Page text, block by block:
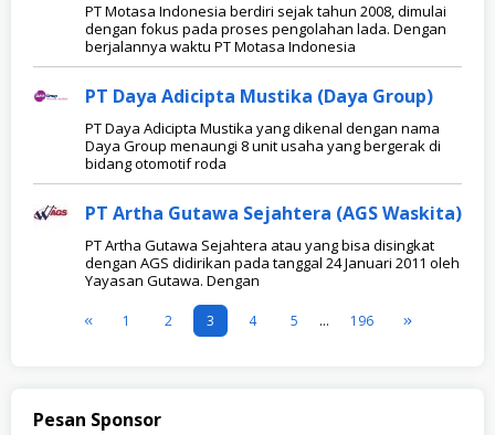
PT Motasa Indonesia berdiri sejak tahun 2008, dimulai
dengan fokus pada proses pengolahan lada. Dengan
berjalannya waktu PT Motasa Indonesia
PT Daya Adicipta Mustika (Daya Group)
PT Daya Adicipta Mustika yang dikenal dengan nama
Daya Group menaungi 8 unit usaha yang bergerak di
bidang otomotif roda
PT Artha Gutawa Sejahtera (AGS Waskita)
PT Artha Gutawa Sejahtera atau yang bisa disingkat
dengan AGS didirikan pada tanggal 24 Januari 2011 oleh
Yayasan Gutawa. Dengan
1 2 3 4 5 … 196
Pesan Sponsor